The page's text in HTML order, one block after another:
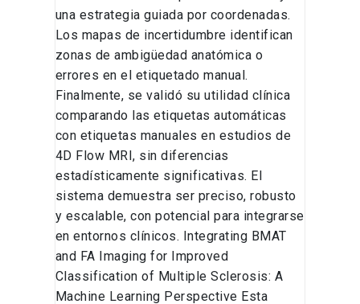
una estrategia guiada por coordenadas.
Los mapas de incertidumbre identifican
zonas de ambigüedad anatómica o
errores en el etiquetado manual.
Finalmente, se validó su utilidad clínica
comparando las etiquetas automáticas
con etiquetas manuales en estudios de
4D Flow MRI, sin diferencias
estadísticamente significativas. El
sistema demuestra ser preciso, robusto
y escalable, con potencial para integrarse
en entornos clínicos. Integrating BMAT
and FA Imaging for Improved
Classification of Multiple Sclerosis: A
Machine Learning Perspective Esta